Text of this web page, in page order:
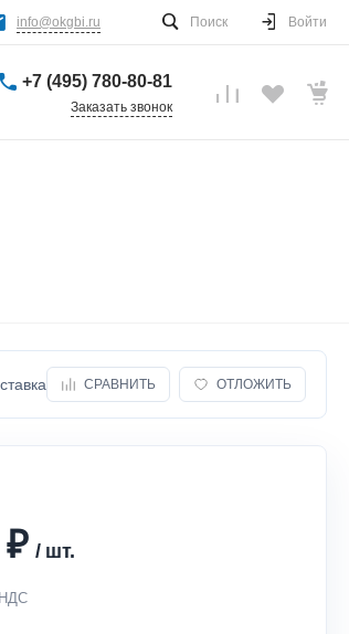
info@okgbi.ru Поиск Войти
+7 (495) 780-80-81
Заказать звонок
СРАВНИТЬ ОТЛОЖИТЬ
₽ / шт.